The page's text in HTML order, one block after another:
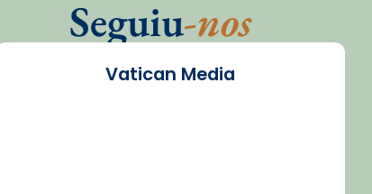
Seguiu-nos
Vatican Media